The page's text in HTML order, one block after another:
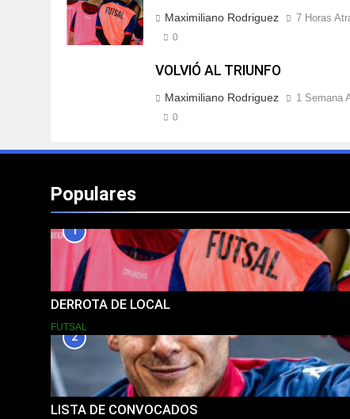
Maximiliano Rodriguez 7 Horas
0
VOLVIÓ AL TRIUNFO
Maximiliano Rodriguez 1 Semana
0
Populares
1
DERROTA DE LOCAL
FUTSAL
2
LISTA DE CONVOCADOS